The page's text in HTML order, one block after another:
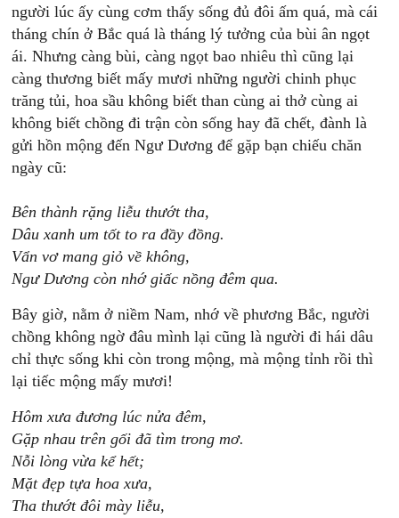
người lúc ấy cùng cơm thấy sống đủ đôi ấm quá, mà cái
tháng chín ở Bắc quá là tháng lý tưởng của bùi ân ngọt
ái. Nhưng càng bùi, càng ngọt bao nhiêu thì cũng lại
càng thương biết mấy mươi những người chinh phục
trăng tủi, hoa sầu không biết than cùng ai thở cùng ai
không biết chồng đi trận còn sống hay đã chết, đành là
gửi hồn mộng đến Ngư Dương để gặp bạn chiếu chăn
ngày cũ:
Bên thành rặng liễu thướt tha,
Dâu xanh um tốt to ra đầy đồng.
Vẩn vơ mang giỏ về không,
Ngư Dương còn nhớ giấc nồng đêm qua.
Bây giờ, nằm ở niềm Nam, nhớ về phương Bắc, người
chồng không ngờ đâu mình lại cũng là người đi hái dâu
chỉ thực sống khi còn trong mộng, mà mộng tỉnh rồi thì
lại tiếc mộng mấy mươi!
Hôm xưa đương lúc nửa đêm,
Gặp nhau trên gối đã tìm trong mơ.
Nỗi lòng vừa kể hết;
Mặt đẹp tựa hoa xưa,
Tha thướt đôi mày liễu,